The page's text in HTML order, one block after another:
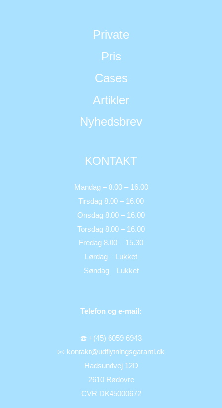
Private
Pris
Cases
Artikler
Nyhedsbrev
KONTAKT
Mandag – 8.00 – 16.00
Tirsdag 8.00 – 16.00
Onsdag 8.00 – 16.00
Torsdag 8.00 – 16.00
Fredag 8.00 – 15.30
Lørdag – Lukket
Søndag – Lukket
Telefon og e-mail:
☎️ +(45) 6059 6943
📧 kontakt@udflytningsgaranti.dk
Hadsundvej 12D
2610 Rødovre
CVR DK45000672